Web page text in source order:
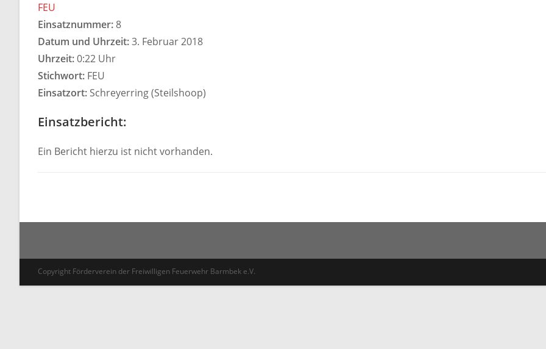
FEU
Einsatznummer: 8
Datum und Uhrzeit:3. Februar 2018
Uhrzeit:0:22 Uhr
Stichwort: FEU
Einsatzort: Schreyerring (Steilshoop)
Einsatzbericht:
Ein Bericht hierzu ist nicht vorhanden.
Copyright Förderverein der Freiwilligen Feuerwehr Barmbek e.V.